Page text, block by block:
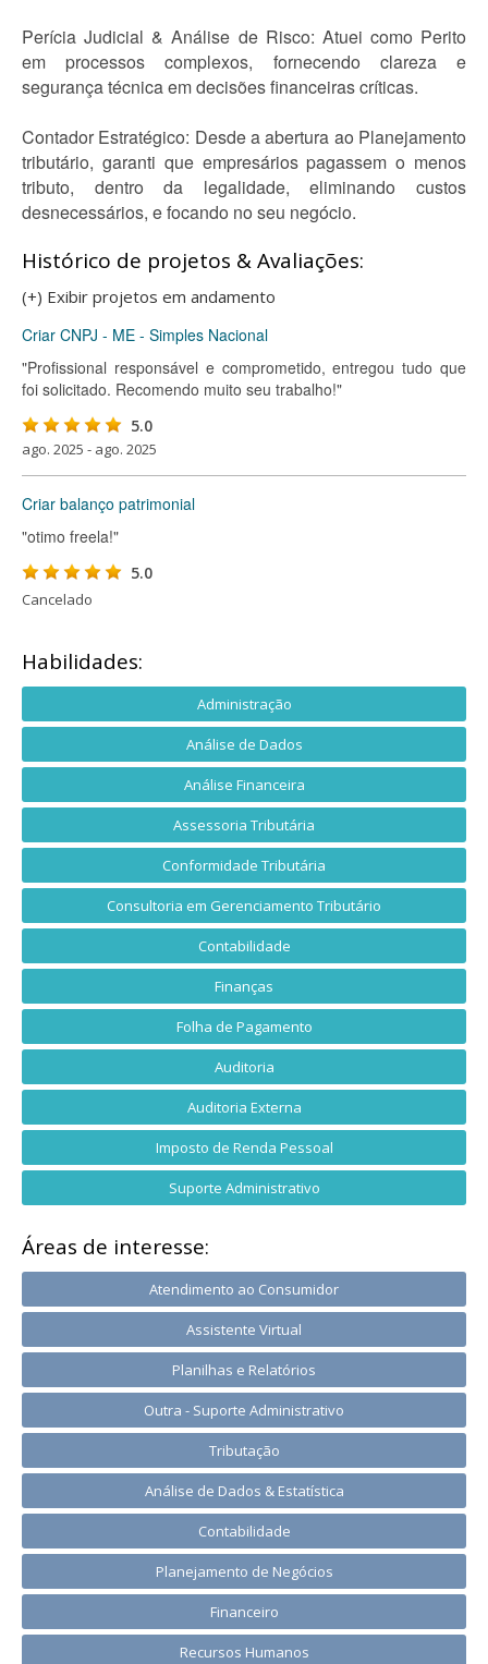
Perícia Judicial & Análise de Risco: Atuei como Perito
em processos complexos, fornecendo clareza e
segurança técnica em decisões financeiras críticas.
Contador Estratégico: Desde a abertura ao Planejamento
tributário, garanti que empresários pagassem o menos
tributo, dentro da legalidade, eliminando custos
desnecessários, e focando no seu negócio.
Histórico de projetos & Avaliações:
(+) Exibir projetos em andamento
Criar CNPJ - ME - Simples Nacional
"Profissional responsável e comprometido, entregou tudo que
foi solicitado. Recomendo muito seu trabalho!"
5.0
ago. 2025 - ago. 2025
Criar balanço patrimonial
"otimo freela!"
5.0
Cancelado
Habilidades:
Administração
Análise de Dados
Análise Financeira
Assessoria Tributária
Conformidade Tributária
Consultoria em Gerenciamento Tributário
Contabilidade
Finanças
Folha de Pagamento
Auditoria
Auditoria Externa
Imposto de Renda Pessoal
Suporte Administrativo
Áreas de interesse:
Atendimento ao Consumidor
Assistente Virtual
Planilhas e Relatórios
Outra - Suporte Administrativo
Tributação
Análise de Dados & Estatística
Contabilidade
Planejamento de Negócios
Financeiro
Recursos Humanos